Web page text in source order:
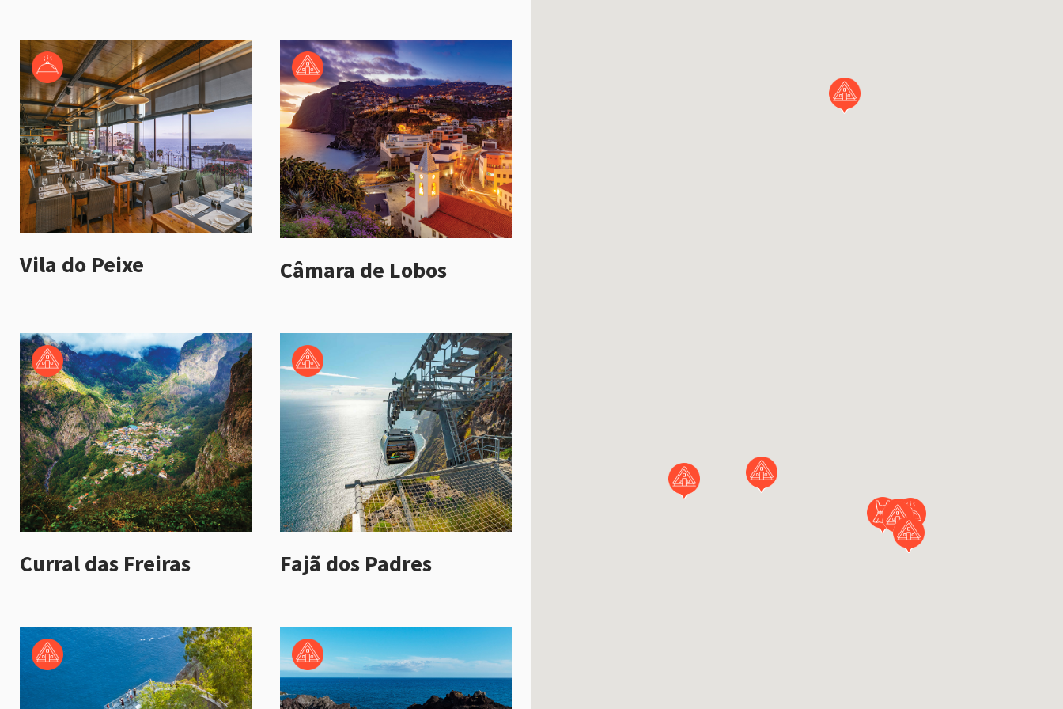
Vila do Peixe Câmara de Lobos
Curral das Freiras Fajã dos Padres